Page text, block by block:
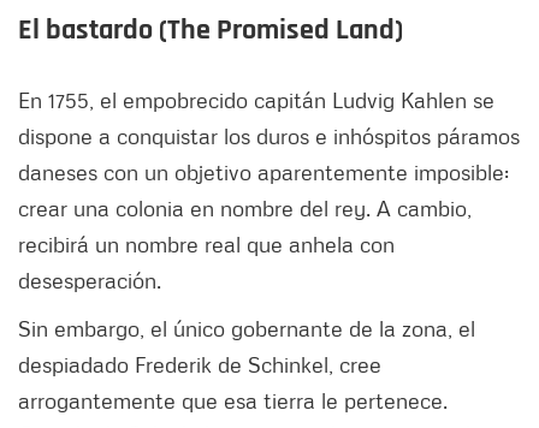
El bastardo (The Promised Land)
En 1755, el empobrecido capitán Ludvig Kahlen se
dispone a conquistar los duros e inhóspitos páramos
daneses con un objetivo aparentemente imposible:
crear una colonia en nombre del rey. A cambio,
recibirá un nombre real que anhela con
desesperación.
Sin embargo, el único gobernante de la zona, el
despiadado Frederik de Schinkel, cree
arrogantemente que esa tierra le pertenece.